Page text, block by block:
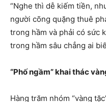
“Nghe thì dễ kiếm tiền,
người cõng quặng thuê
trong hầm và phải có sức
trong hầm sâu chẳng ai
“Phố ngầm” khai thác
Hàng trăm nhóm “vàng